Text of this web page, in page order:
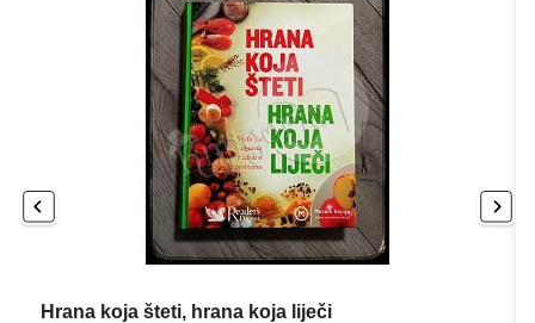
Hrana koja šteti, hrana koja liječi